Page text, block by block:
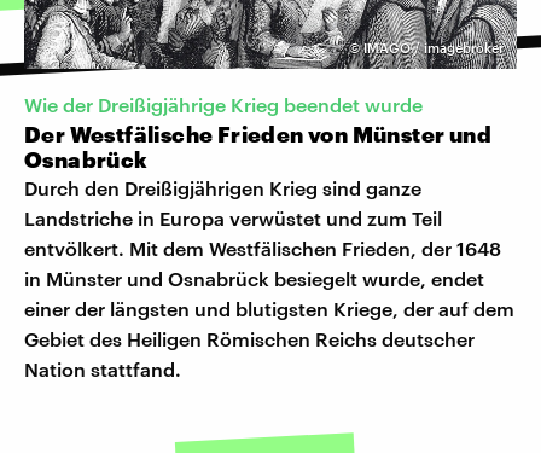
©IMAGO / imagebroker
Wie der Dreißigjährige Krieg beendet wurde
Der Westfälische Frieden von Münster und
Osnabrück
Durch den Dreißigjährigen Krieg sind ganze
Landstriche in Europa verwüstet und zum Teil
entvölkert. Mit dem Westfälischen Frieden, der 1648
in Münster und Osnabrück besiegelt wurde, endet
einer der längsten und blutigsten Kriege, der auf dem
Gebiet des Heiligen Römischen Reichs deutscher
Nation stattfand.